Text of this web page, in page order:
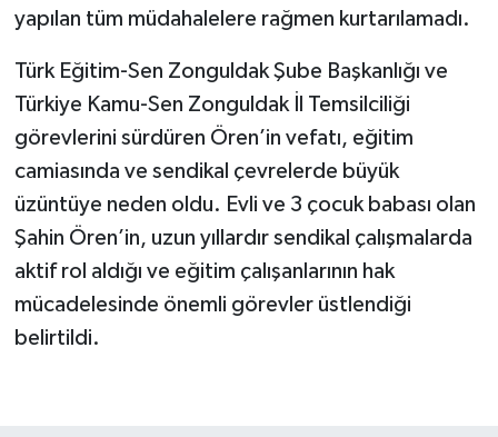
yapılan tüm müdahalelere rağmen kurtarılamadı.
Türk Eğitim-Sen Zonguldak Şube Başkanlığı ve
Türkiye Kamu-Sen Zonguldak İl Temsilciliği
görevlerini sürdüren Ören’in vefatı, eğitim
camiasında ve sendikal çevrelerde büyük
üzüntüye neden oldu. Evli ve 3 çocuk babası olan
Şahin Ören’in, uzun yıllardır sendikal çalışmalarda
aktif rol aldığı ve eğitim çalışanlarının hak
mücadelesinde önemli görevler üstlendiği
belirtildi.
Tüm Haberler
Videolu Haberler
Son Dakika
Tüm Haberler